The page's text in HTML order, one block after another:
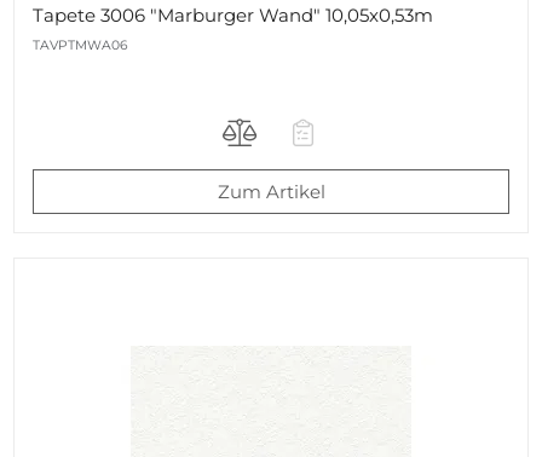
Tapete 3006 "Marburger Wand" 10,05x0,53m
TAVPTMWA06
Zum Artikel